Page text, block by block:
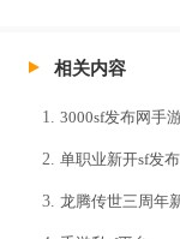
相关内容
3000sf发布网手
单职业新开sf发
龙腾传世三周年